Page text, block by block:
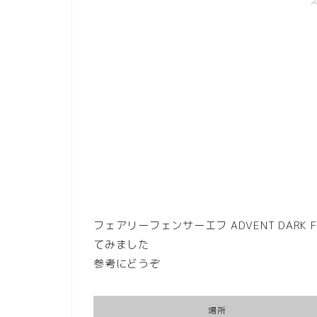
フェアリーフェンサーエフ ADVENT DARK
てみました
参考にどうぞ
場所